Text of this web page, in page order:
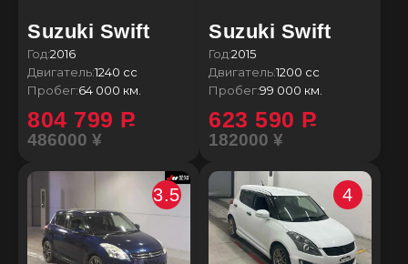
Suzuki Swift
Год:2016
Двигатель:1240 сс
Пробег:64 000 км.
804 799 P
486000 ¥
Suzuki Swift
Год:2015
Двигатель:1200 сс
Пробег:99 000 км.
623 590 P
182000 ¥
3.5 4